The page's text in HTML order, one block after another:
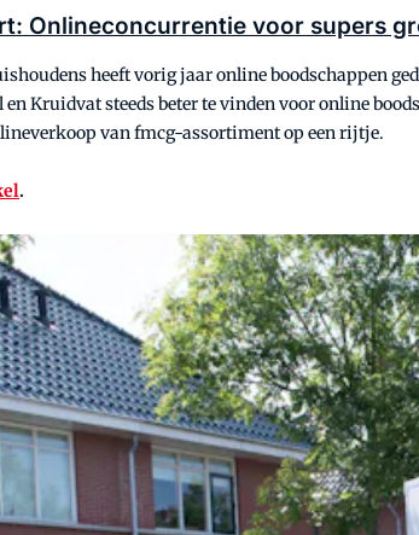
Onlineconcurrentie voor supers
heeft vorig jaar online boodschappen
Kruidvat steeds beter te vinden voor online
van fmcg-assortiment op een rijtje.
.